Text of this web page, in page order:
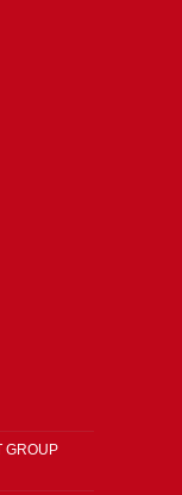
GROUP